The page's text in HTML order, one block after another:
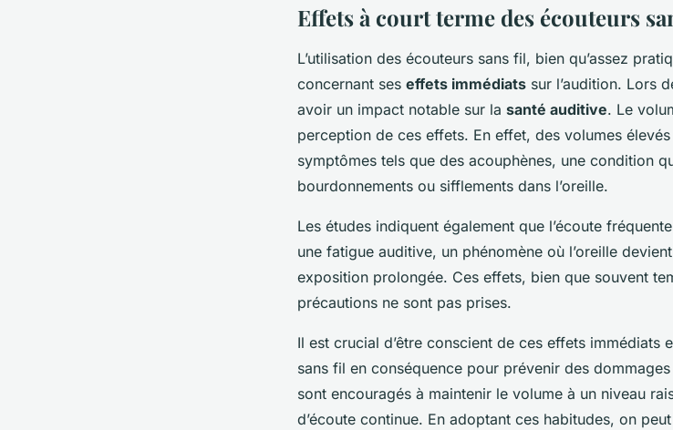
Les effets potentiellement nocifs
écouteurs sans fil sur notre
ce que vous devez savoir.
Effets à court terme des écouteurs
L’utilisation des écouteurs sans fil, bien qu’assez
concernant ses effets immédiats sur l’audition. Lors
avoir un impact notable sur la santé auditive. Le
perception de ces effets. En effet, des volumes
symptômes tels que des acouphènes, une condition
bourdonnements ou sifflements dans l’oreille.
Les études indiquent également que l’écoute
une fatigue auditive, un phénomène où l’oreille
exposition prolongée. Ces effets, bien que souvent
précautions ne sont pas prises.
Il est crucial d’être conscient de ces effets immédiats
sans fil en conséquence pour prévenir des
sont encouragés à maintenir le volume à un niveau
d’écoute continue. En adoptant ces habitudes, on